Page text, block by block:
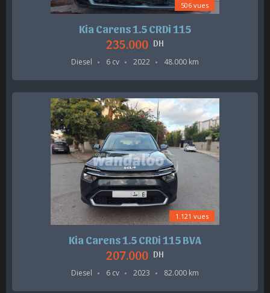
506 vues
Kia Carens 1.5 CRDi 115
235.000 DH
Diesel 6 cv 2022 48.000 km
1.121 vues
Kia Carens 1.5 CRDi 115 BVA
207.000 DH
Diesel 6 cv 2023 82.000 km